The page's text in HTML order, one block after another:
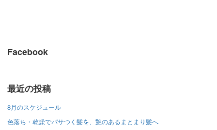
Facebook
最近の投稿
8月のスケジュール
色落ち・乾燥でパサつく髪を、艶のあるまとまり髪へ